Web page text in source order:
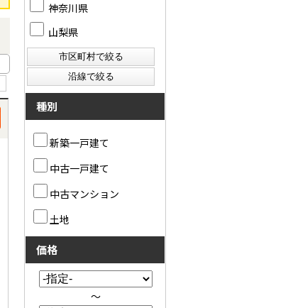
神奈川県
山梨県
種別
新築一戸建て
中古一戸建て
中古マンション
土地
価格
～